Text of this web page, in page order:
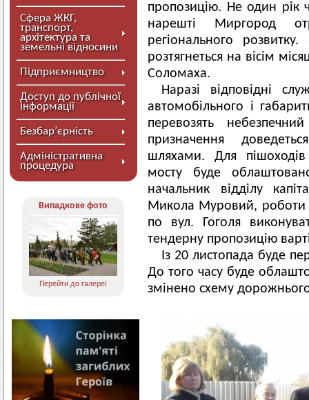
Сфера ЖКГ,
транспорт,
архітектура та
земельні відносини
Підприємництво
Доступ до публічної
інформації
Безбар’єрність
Адміністративна
процедура
Випадкове фото
Перейти до галереї
пропозицію. Не один рік
нарешті Миргород
регіонального
розтягнеться на вісім
Соломаха.
Наразі відповідні
автомобільного і
перевозять
призначення
шляхами. Для
мосту буде
начальник відділу
Микола Муровий, роботи
по вул. Гоголя
тендерну пропозицію
Із 20 листопада буде
До того часу буде
змінено схему